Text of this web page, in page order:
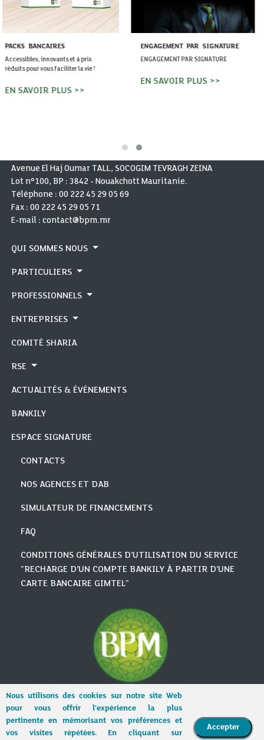
ENGAGEMENT PAR SIGNATURE
ENGAGEMENT PAR SIGNATURE
la CARTE HAJJ ET OUMRA
Des retraits et paiements adaptés à
Avenue El Haj Oumar TALL, SOCOGIM TEVRAGH ZEINA
Lot n°100, BP : 3842 - Nouakchott Mauritanie.
Téléphone : 00 222 45 29 05 69
Fax : 00 222 45 29 05 71
E-mail : contact@bpm.mr
QUI SOMMES NOUS
PARTICULIERS
PROFESSIONNELS
ENTREPRISES
COMITÉ SHARIA
RSE
ACTUALITÉS & ÉVÉNEMENTS
BANKILY
ESPACE SIGNATURE
CONTACTS
NOS AGENCES ET DAB
SIMULATEUR DE FINANCEMENTS
FAQ
CONDITIONS GÉNÉRALES D’UTILISATION DU SERVICE
"RECHARGE D’UN COMPTE BANKILY À PARTIR D’UNE
CARTE BANCAIRE GIMTEL"
Nous utilisons des cookies sur notre site Web
pour vous offrir l'expérience la plus
pertinente en mémorisant vos préférences et
vos visites répétées. En cliquant sur
Accepter